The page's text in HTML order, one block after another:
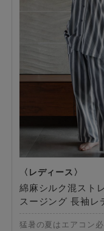
綿麻シルク混スト
スージング 長袖レ
猛暑の夏はエアコン